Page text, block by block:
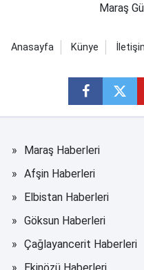
Maraş
Anasayfa Künye
Maraş Haberleri
Afşin Haberleri
Elbistan Haberleri
Göksun Haberleri
Çağlayancerit Haberleri
Ekinözü Haberleri